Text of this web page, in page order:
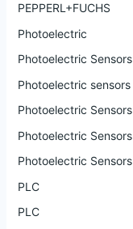
PEPPERL+FUCHS
Photoelectric
Photoelectric Sensors
Photoelectric sensors
Photoelectric Sensors
Photoelectric Sensors
Photoelectric Sensors
PLC
PLC